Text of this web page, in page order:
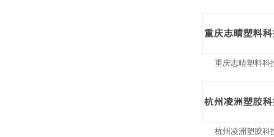
重庆志晴塑料科
杭州凌洲塑胶科